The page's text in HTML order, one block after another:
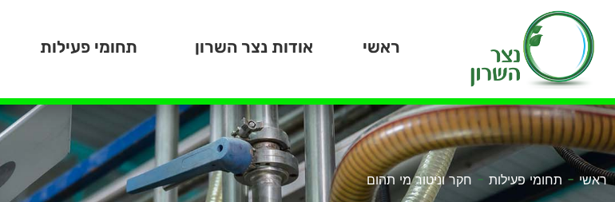
ראשי אודות נצר השרון תחומי פעילות
ראשי- תחומי פעילות - חקר וניטור מי תהום